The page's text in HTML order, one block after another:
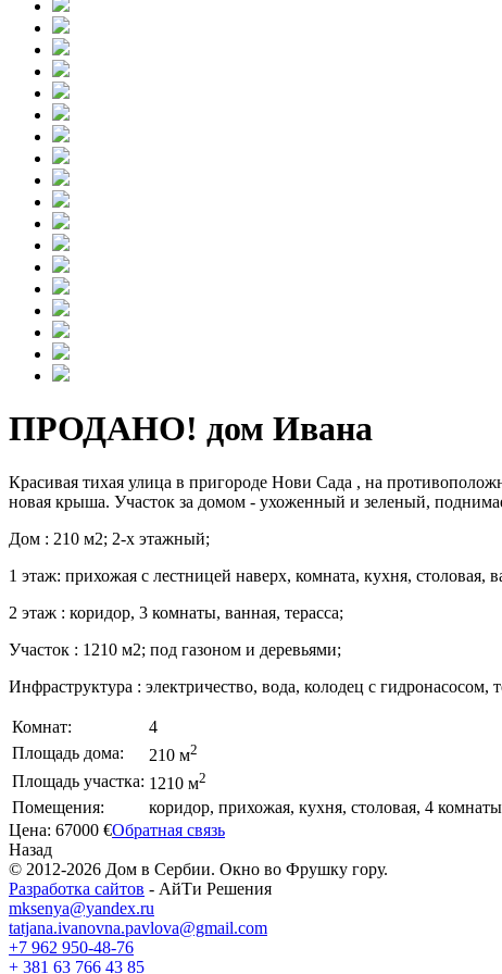
ПРОДАНО! дом Ивана
Красивая тихая улица в пригороде Нови Сада , на
новая крыша. Участок за домом - ухоженный и зеленый,
Дом : 210 м2; 2-х этажный;
1 этаж: прихожая с лестницей наверх, комната, кухня, столовая,
2 этаж : коридор, 3 комнаты, ванная, терасса;
Участок : 1210 м2; под газоном и деревьями;
Инфраструктура : электричество, вода, колодец с гидронасосом,
Комнат:
4
Площадь дома:
210 м2
Площадь участка: 1210 м2
Помещения:
коридор, прихожая, кухня, столовая, 4
Цена: 67000 €Обратная связь
Назад
© 2012-2026 Дом в Сербии. Окно во Фрушку гору.
Разработка сайтов - АйТи Решения
mksenya@yandex.ru
tatjana.ivanovna.pavlova@gmail.com
+7 962 950-48-76
+ 381 63 766 43 85